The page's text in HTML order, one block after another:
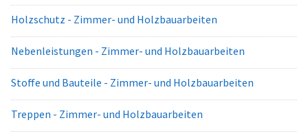
Holzschutz - Zimmer- und Holzbauarbeiten
Nebenleistungen - Zimmer- und Holzbauarbeiten
Stoffe und Bauteile - Zimmer- und Holzbauarbeiten
Treppen - Zimmer- und Holzbauarbeiten